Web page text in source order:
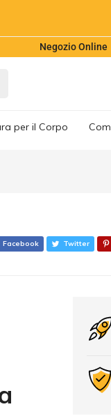
Negozio Online
per il Corpo
Facebook Twitter